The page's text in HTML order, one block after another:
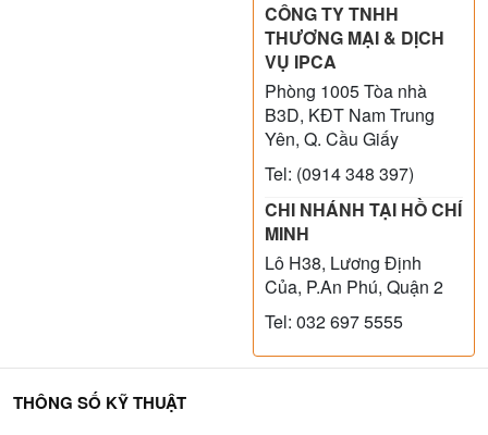
CÔNG TY TNHH
THƯƠNG MẠI & DỊCH
VỤ IPCA
Phòng 1005 Tòa nhà
B3D, KĐT Nam Trung
Yên, Q. Cầu Giấy
Tel: (0914 348 397)
CHI NHÁNH TẠI HỒ CHÍ
MINH
Lô H38, Lương Định
Của, P.An Phú, Quận 2
Tel: 032 697 5555
THÔNG SỐ KỸ THUẬT